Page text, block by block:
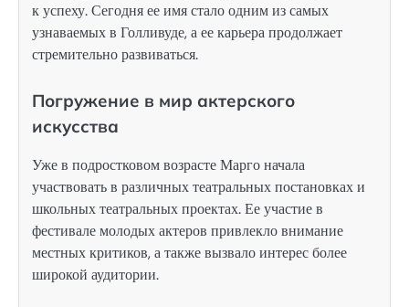
к успеху. Сегодня ее имя стало одним из самых
узнаваемых в Голливуде, а ее карьера продолжает
стремительно развиваться.
Погружение в мир актерского
искусства
Уже в подростковом возрасте Марго начала
участвовать в различных театральных постановках и
школьных театральных проектах. Ее участие в
фестивале молодых актеров привлекло внимание
местных критиков, а также вызвало интерес более
широкой аудитории.